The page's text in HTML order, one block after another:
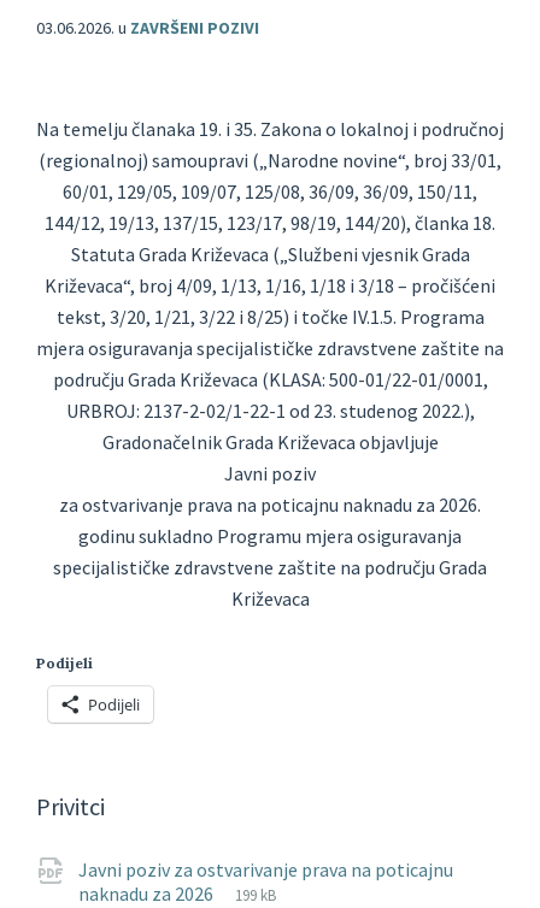
03.06.2026. u ZAVRŠENI POZIVI
Na temelju članaka 19. i 35. Zakona o lokalnoj i područnoj
(regionalnoj) samoupravi („Narodne novine“, broj 33/01,
60/01, 129/05, 109/07, 125/08, 36/09, 36/09, 150/11,
144/12, 19/13, 137/15, 123/17, 98/19, 144/20), članka 18.
Statuta Grada Križevaca („Službeni vjesnik Grada
Križevaca“, broj 4/09, 1/13, 1/16, 1/18 i 3/18 – pročišćeni
tekst, 3/20, 1/21, 3/22 i 8/25) i točke IV.1.5. Programa
mjera osiguravanja specijalističke zdravstvene zaštite na
području Grada Križevaca (KLASA: 500-01/22-01/0001,
URBROJ: 2137-2-02/1-22-1 od 23. studenog 2022.),
Gradonačelnik Grada Križevaca objavljuje
Javni poziv
za ostvarivanje prava na poticajnu naknadu za 2026.
godinu sukladno Programu mjera osiguravanja
specijalističke zdravstvene zaštite na području Grada
Križevaca
Podijeli
Podijeli
Privitci
Javni poziv za ostvarivanje prava na poticajnu
naknadu za 2026
File
pdf
File
199 kB